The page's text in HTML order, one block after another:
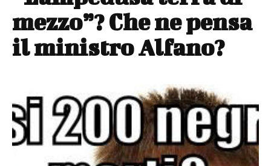
mezzo”? Che ne pensa
il ministro Alfano?